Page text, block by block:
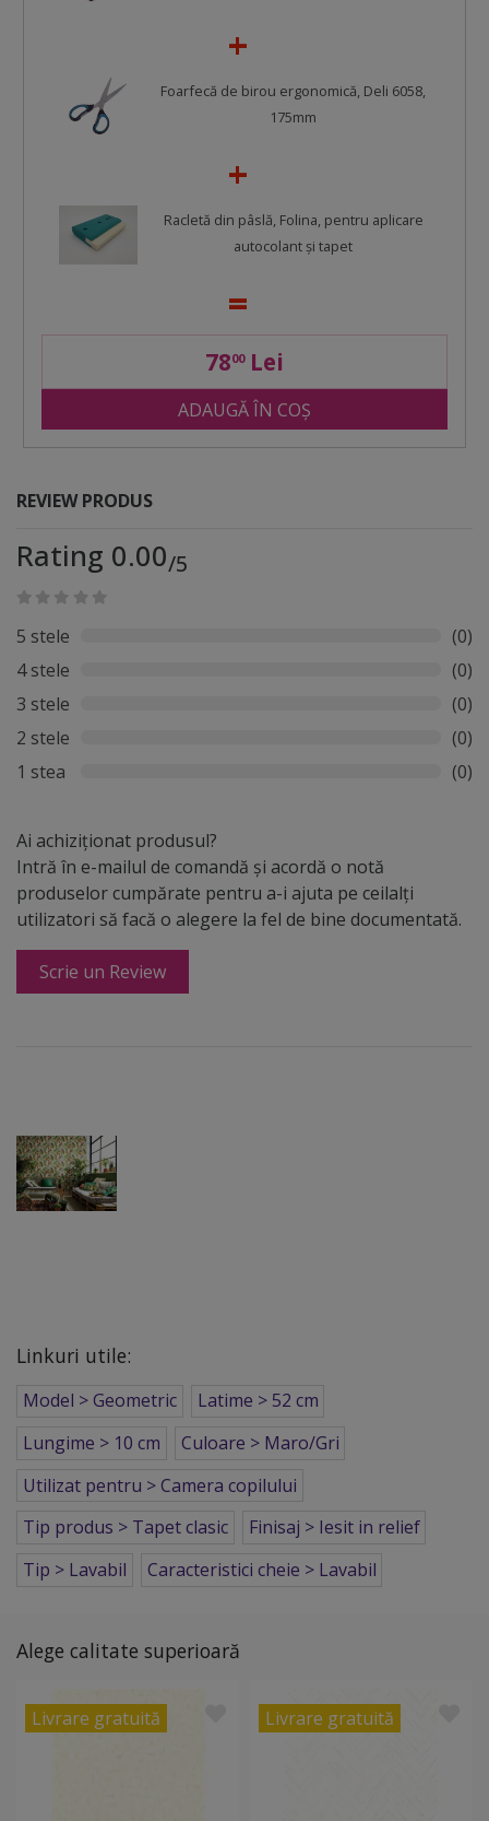
Foarfecă de birou ergonomică, Deli 6058,
175mm
Racletă din pâslă, Folina, pentru aplicare
autocolant şi tapet
7800Lei
ADAUGĂ ÎN COȘ
REVIEW PRODUS
Rating 0.00/5
5 stele
(0)
4 stele
(0)
3 stele
(0)
2 stele
(0)
1 stea
(0)
Ai achiziționat produsul?
Intră în e-mailul de comandă și acordă o notă
produselor cumpărate pentru a-i ajuta pe ceilalți
utilizatori să facă o alegere la fel de bine documentată.
Scrie un Review
Linkuri utile:
Model > Geometric
Latime > 52 cm
Lungime > 10 cm
Culoare > Maro/Gri
Utilizat pentru > Camera copilului
Tip produs > Tapet clasic
Finisaj > Iesit in relief
Tip > Lavabil
Caracteristici cheie > Lavabil
Alege calitate superioară
Livrare gratuită Livrare gratuită